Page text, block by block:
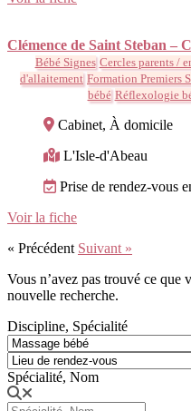
Clémence de Saint Steban –
Bébé Signes Cercles parents /
d'allaitement Formation Premiers
bébé Réflexologie
Cabinet, À domicile
L'Isle-d'Abeau
Prise de rendez-vous
Voir la fiche
« Précédent Suivant »
Vous n’avez pas trouvé ce que
nouvelle recherche.
Discipline, Spécialité
Spécialité, Nom